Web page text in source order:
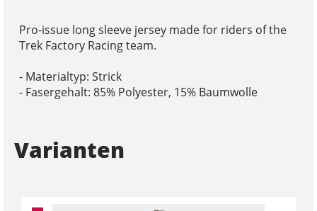
Pro-issue long sleeve jersey made for riders of the
Trek Factory Racing team.
- Materialtyp: Strick
- Fasergehalt: 85% Polyester, 15% Baumwolle
Varianten